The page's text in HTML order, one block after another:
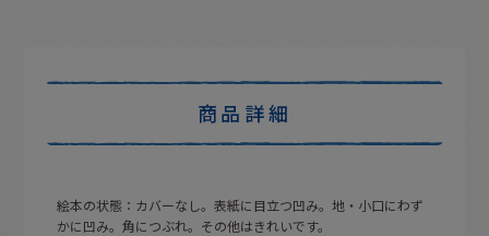
商品詳細
絵本の状態：カバーなし。表紙に目立つ凹み。地・小口にわず
かに凹み。角につぶれ。その他はきれいです。